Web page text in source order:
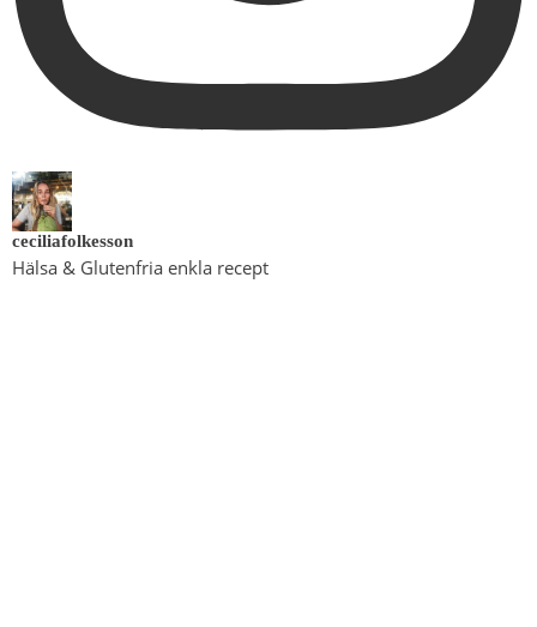
ceciliafolkesson
Hälsa & Glutenfria enkla recept